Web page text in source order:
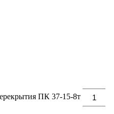
ПК 37-15-8т